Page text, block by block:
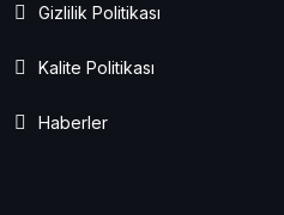
Gizlilik Politikası
Kalite Politikası
Haberler